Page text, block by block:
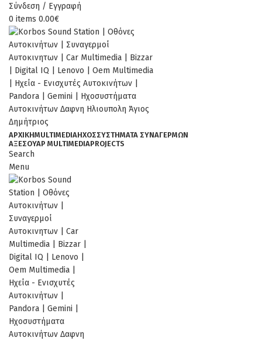
Σύνδεση / Εγγραφή
0 items 0.00€
ΑΡΧΙΚΉMULTIMEDIAΉΧΟΣΣΥΣΤΗΜΑΤΑ ΣΥΝΑΓΕΡΜΩΝ
ΑΞΕΣΟΥΆΡ MULTIMEDIAPROJECTS
Search
Menu